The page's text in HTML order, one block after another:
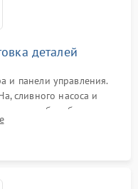
деталей
и панели управления.
сливного насоса и
барабана и
люка на разрывы.